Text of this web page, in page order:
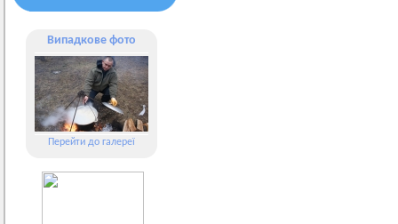
Випадкове фото
Перейти до галереї